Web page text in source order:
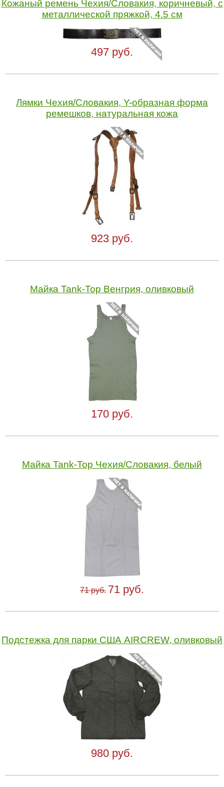
Кожаный ремень Чехия/Словакия, коричневый, с
металлической пряжкой, 4.5 см
497 руб.
Лямки Чехия/Словакия, Y-образная форма
ремешков, натуральная кожа
923 руб.
Майка Tank-Top Венгрия, оливковый
170 руб.
Майка Tank-Top Чехия/Словакия, белый
71 руб. 71 руб.
Подстежка для парки США AIRCREW, оливковый
980 руб.